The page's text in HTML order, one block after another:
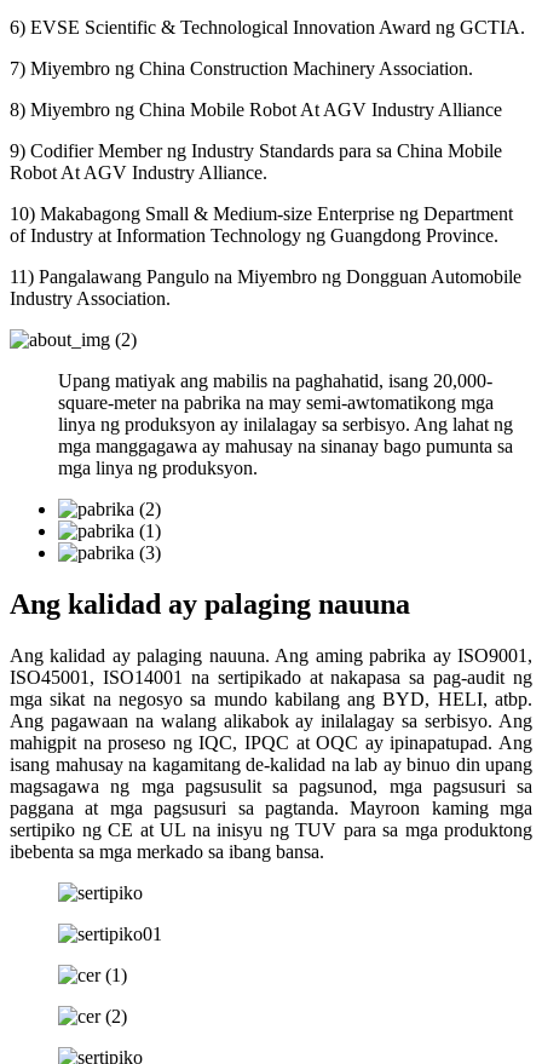
6) EVSE Scientific & Technological Innovation Award ng GCTIA.
7) Miyembro ng China Construction Machinery Association.
8) Miyembro ng China Mobile Robot At AGV Industry Alliance
9) Codifier Member ng Industry Standards para sa China Mobile
Robot At AGV Industry Alliance.
10) Makabagong Small & Medium-size Enterprise ng Department
of Industry at Information Technology ng Guangdong Province.
11) Pangalawang Pangulo na Miyembro ng Dongguan Automobile
Industry Association.
Upang matiyak ang mabilis na paghahatid, isang 20,000-
square-meter na pabrika na may semi-awtomatikong mga
linya ng produksyon ay inilalagay sa serbisyo. Ang lahat ng
mga manggagawa ay mahusay na sinanay bago pumunta sa
mga linya ng produksyon.
Ang kalidad ay palaging nauuna
Ang kalidad ay palaging nauuna. Ang aming pabrika ay ISO9001,
ISO45001, ISO14001 na sertipikado at nakapasa sa pag-audit ng
mga sikat na negosyo sa mundo kabilang ang BYD, HELI, atbp.
Ang pagawaan na walang alikabok ay inilalagay sa serbisyo. Ang
mahigpit na proseso ng IQC, IPQC at OQC ay ipinapatupad. Ang
isang mahusay na kagamitang de-kalidad na lab ay binuo din upang
magsagawa ng mga pagsusulit sa pagsunod, mga pagsusuri sa
paggana at mga pagsusuri sa pagtanda. Mayroon kaming mga
sertipiko ng CE at UL na inisyu ng TUV para sa mga produktong
ibebenta sa mga merkado sa ibang bansa.